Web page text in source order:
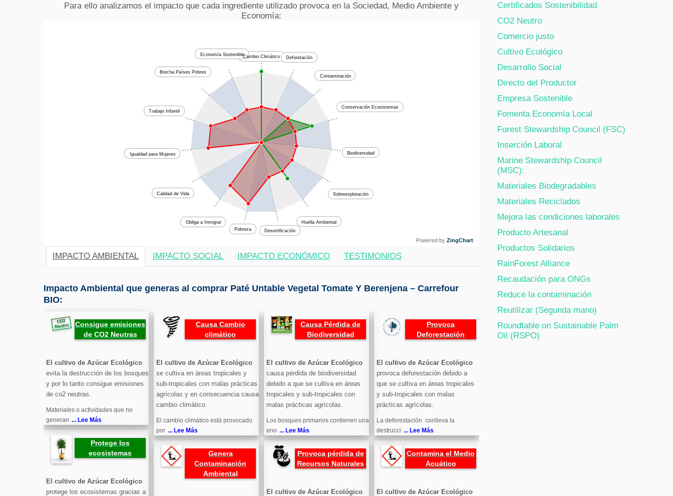
Para ello analizamos el impacto que cada ingrediente utilizado provoca en la Sociedad, Medio Ambiente y
Economía:
Cambio Climático Deforetación
Contaminación
Conservación Ecosistemas
Biodiversidad
Sobreexplotación
Huella Ambiental
Desertificación
Pobreza
Obliga a Inmigrar
Calidad de Vida
Igualdad para Mujeres
Trabajo Infantil
Brecha Países Pobres
Economía Sostenible
Powered by ZingChart
IMPACTO AMBIENTAL IMPACTO SOCIAL IMPACTO ECONÓMICO TESTIMONIOS
Impacto Ambiental que generas al comprar Paté Untable Vegetal Tomate Y Berenjena – Carrefour
BIO:
Consigue emisiones
de CO2 Neutras
El cultivo de Azúcar Ecológico
evita la destrucción de los bosques
y por lo tanto consigue emisiones
de co2 neutras.
Materiales o actividades que no
generan ... Lee Más
Protege los
ecosistemas
El cultivo de Azúcar Ecológico
protege los ecosistemas gracias a
Causa Cambio
climático
El cultivo de Azúcar Ecológico
se cultiva en áreas tropicales y
sub-tropicales con malas prácticas
agrícolas y en consecuencia causa
cambio climático.
El cambio climático está provocado
por ... Lee Más
Genera
Contaminación
Ambiental
Causa Pérdida de
Biodiversidad
El cultivo de Azúcar Ecológico
causa pérdida de biodiversidad
debido a que se cultiva en áreas
tropicales y sub-tropicales con
malas prácticas agrícolas.
Los bosques primarios contienen una
eno ... Lee Más
Provoca pérdida de
Recursos Naturales
El cultivo de Azúcar Ecológico
Provoca
Deforestación
El cultivo de Azúcar Ecológico
provoca deforestación debido a
que se cultiva en áreas tropicales
y sub-tropicales con malas
prácticas agrícolas.
La deforestación conlleva la
destrucci ... Lee Más
Contamina el Medio
Acuático
El cultivo de Azúcar Ecológico
Certificados Sostenibilidad
CO2 Neutro
Comercio justo
Cultivo Ecológico
Desarrollo Social
Directo del Productor
Empresa Sostenible
Fomenta Economía Local
Forest Stewardship Council (FSC)
Inserción Laboral
Marine Stewardship Council
(MSC):
Materiales Biodegradables
Materiales Reciclados
Mejora las condiciones laborales
Producto Artesanal
Productos Solidarios
RainForest Alliance
Recaudación para ONGs
Reduce la contaminación
Reutilizar (Segunda mano)
Roundtable on Sustainable Palm
Oil (RSPO)